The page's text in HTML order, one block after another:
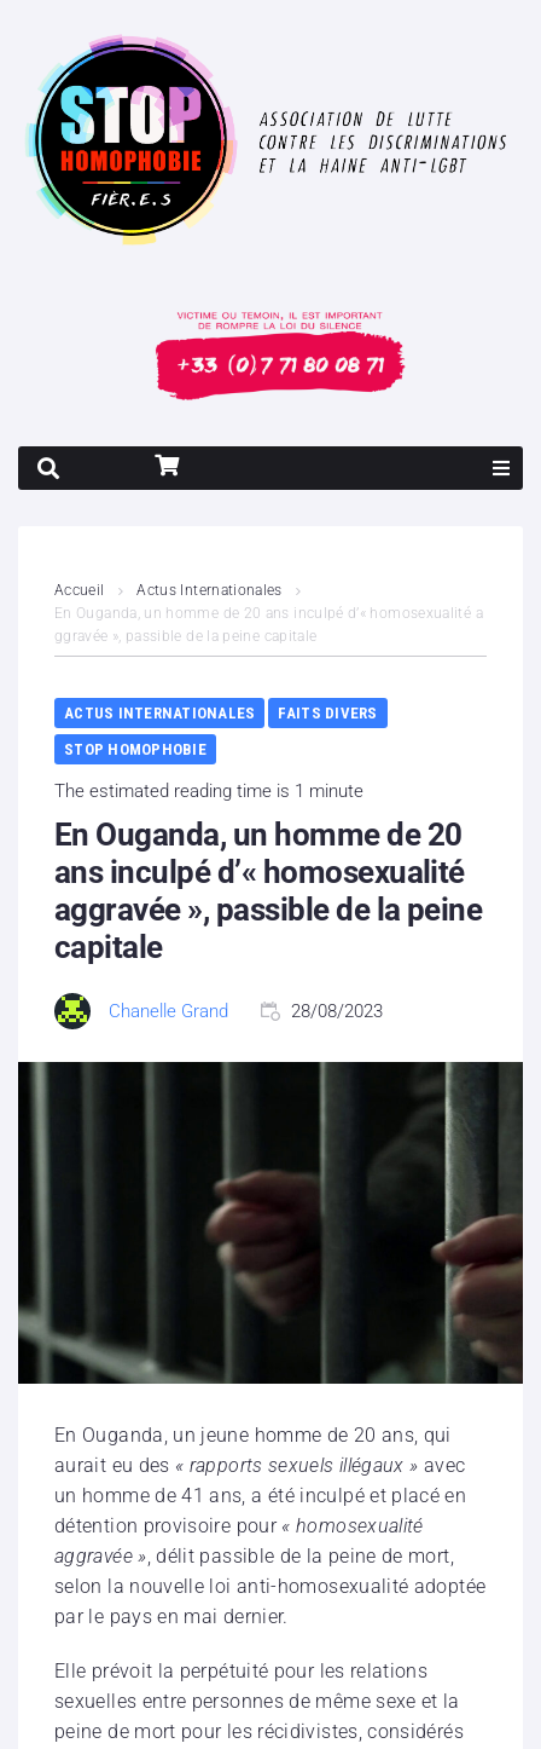
Contenus litigieux
Nous soutenir
Boutique
Partenaires
Contacts
Hébergement solidaire
Accueil
Actus Internationales
En Ouganda, un homme de 20 ans inculpé d’« homosexualité a
ggravée », passible de la peine capitale
ACTUS INTERNATIONALES
FAITS DIVERS
STOP HOMOPHOBIE
The estimated reading time is 1 minute
En Ouganda, un homme de 20
ans inculpé d’« homosexualité
aggravée », passible de la peine
capitale
Chanelle Grand 28/08/2023
En Ouganda, un jeune homme de 20 ans, qui
aurait eu des « rapports sexuels illégaux » avec
un homme de 41 ans, a été inculpé et placé en
détention provisoire pour « homosexualité
aggravée », délit passible de la peine de mort,
selon la nouvelle loi anti-homosexualité adoptée
par le pays en mai dernier.
Elle prévoit la perpétuité pour les relations
sexuelles entre personnes de même sexe et la
peine de mort pour les récidivistes, considérés